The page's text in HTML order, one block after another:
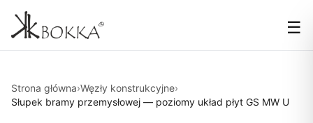
☰
Strona główna›Węzły konstrukcyjne›
Słupek bramy przemysłowej — poziomy układ płyt GS MW U